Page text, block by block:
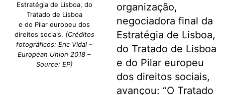
Estratégia de Lisboa, do
Tratado de Lisboa
e do Pilar europeu dos
direitos sociais. (Créditos
fotográficos: Eric Vidal –
European Union 2018 –
Source: EP)
organização,
negociadora final da
Estratégia de Lisboa,
do Tratado de Lisboa
e do Pilar europeu
dos direitos sociais,
avançou: “O Tratado